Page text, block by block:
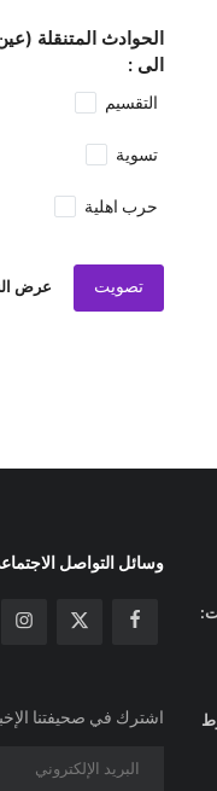
الحوادث المتنقلة
الى :
التقسيم
تسوية
حرب اهلية
تصويت عرض
وسائل التواصل
اشترك في صحيفتنا